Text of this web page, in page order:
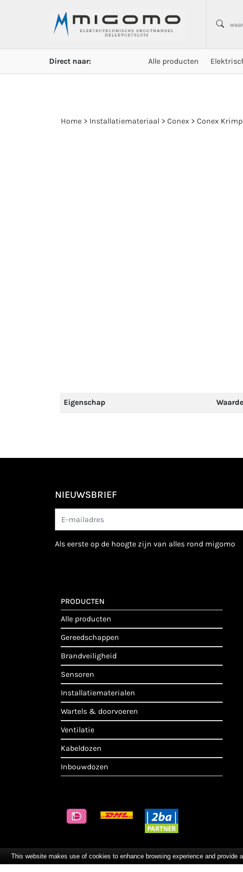
Direct naar: Alle producten
Home > Installatiemateriaal > Conex > Conex
Eigenschap Waarde
NIEUWSBRIEF
als eerste op de hoogte zijn van alles rond migomo
PRODUCTEN
alle producten
gereedschappen
brandveiligheid
sensoren
installatiematerialen
wartels & doorvoeren
ventilatie
kabeldozen
inbouwdozen
This website makes use of cookies to enhance browsing experience and provide